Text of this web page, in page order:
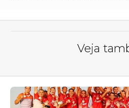
Veja